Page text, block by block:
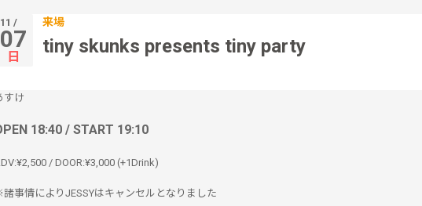
11 /
07
日
来場
tiny skunks presents tiny party
すけ
18:40 / START 19:10
/ DOOR:¥3,000 (+1Drink)
事情によりJESSYはキャンセルとなりました